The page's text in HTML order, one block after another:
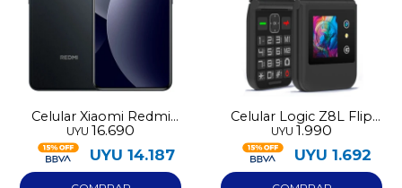
Celular Xiaomi Redmi
Note 15 Pro 4G 256GB
UYU 16.690
UYU 14.187
Celular Logic Z8L Flip
LTE
UYU 1.990
UYU 1.692